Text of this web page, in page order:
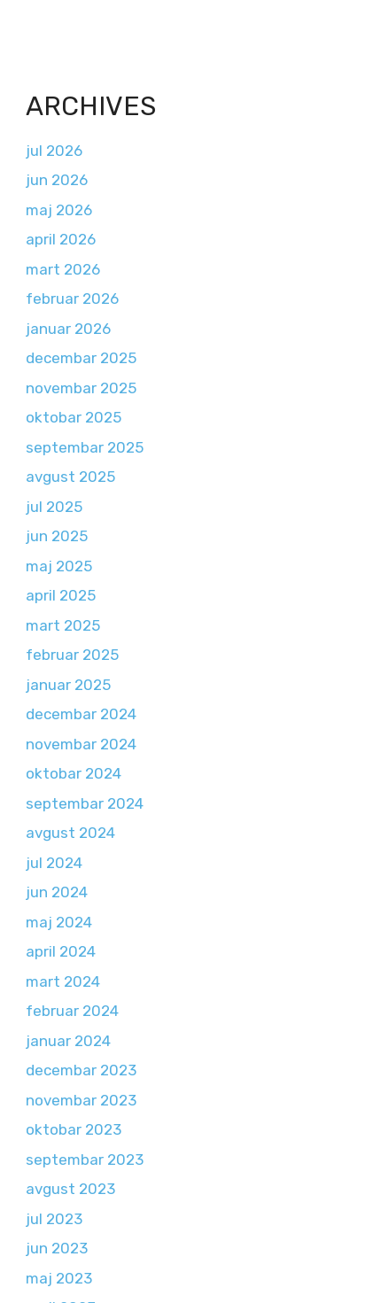
ARCHIVES
jul 2026
jun 2026
maj 2026
april 2026
mart 2026
februar 2026
januar 2026
decembar 2025
novembar 2025
oktobar 2025
septembar 2025
avgust 2025
jul 2025
jun 2025
maj 2025
april 2025
mart 2025
februar 2025
januar 2025
decembar 2024
novembar 2024
oktobar 2024
septembar 2024
avgust 2024
jul 2024
jun 2024
maj 2024
april 2024
mart 2024
februar 2024
januar 2024
decembar 2023
novembar 2023
oktobar 2023
septembar 2023
avgust 2023
jul 2023
jun 2023
maj 2023